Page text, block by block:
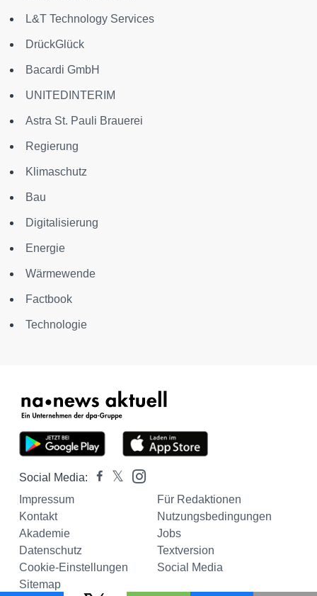
L&T Technology Services
DrückGlück
Bacardi GmbH
UNITEDINTERIM
Astra St. Pauli Brauerei
Regierung
Klimaschutz
Bau
Digitalisierung
Energie
Wärmewende
Factbook
Technologie
Social Media:
Impressum
Für Redaktionen
Kontakt
Nutzungsbedingungen
Akademie
Jobs
Datenschutz
Textversion
Cookie-Einstellungen
Social Media
Sitemap